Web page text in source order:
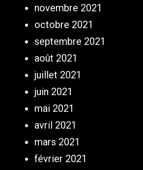
novembre 2021
octobre 2021
septembre 2021
août 2021
juillet 2021
juin 2021
mai 2021
avril 2021
mars 2021
février 2021